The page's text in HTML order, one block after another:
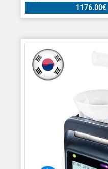
1176.00€